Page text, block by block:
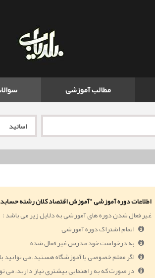
مطالب آموزشی
اطلاعات دوره آموزشی "آموزش اقتصاد کلان رشته
غیر فعال شدن دوره های آموزشی به دلایل زیر می باشد :
اتمام اشتراک دوره آموزشی
به درخواست خود مدرس غیر فعال شده
اگر معلم خصوصی یا آموزشگاه هستید، می توانید با
در صورت که به راهنمایی بیشتری نیاز دارید، می توانید از طریق شماره